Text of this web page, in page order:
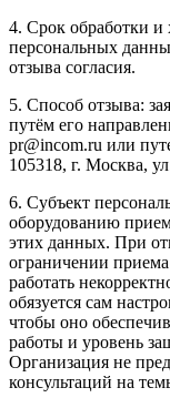
4. Срок обработки и
персональных
отзыва согласия.
5. Способ отзыва:
путём его
pr@incom.ru или
105318, г. Москва,
6. Субъект
оборудованию
этих данных. При
ограничении
работать
обязуется сам
чтобы оно
работы и уровень
Организация не
консультаций на